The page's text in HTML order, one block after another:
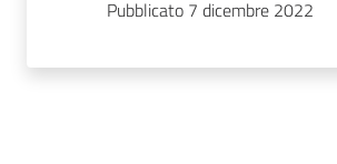
Pubblicato 7 dicembre 2022